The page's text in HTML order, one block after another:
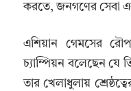
করতে, জনগণের সেবা
এশিয়ান গেমসের
চ্যাম্পিয়ন বলেছেন যে
তার খেলাধুলায়